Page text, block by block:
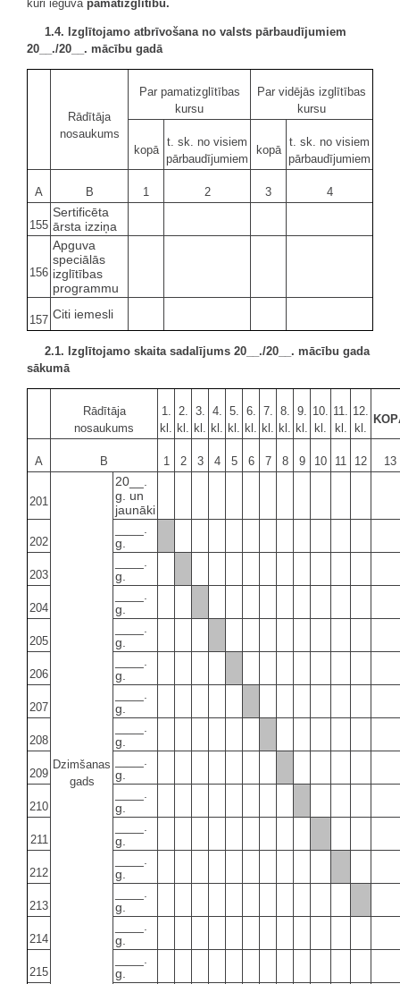
kuri ieguva pamatizglītību.
1.4. Izglītojamo atbrīvošana no valsts pārbaudījumiem
20__./20__. mācību gadā
Rādītāja
nosaukums
Par pamatizglītības
kursu
Par vidējās izglītības
kursu
kopā
t. sk. no visiem
pārbaudījumiem
kopā
t. sk. no visiem
pārbaudījumiem
A B 1 2 3 4
155
Sertificēta
ārsta izziņa
156
Apguva
speciālās
izglītības
programmu
157 Citi iemesli
2.1. Izglītojamo skaita sadalījums 20__./20__. mācību gada
sākumā
Rādītāja
nosaukums
1.
kl.
2.
kl.
3.
kl.
4.
kl.
5.
kl.
6.
kl.
7.
kl.
8.
kl.
9.
kl.
10.
kl.
11.
kl.
12.
kl.
A B 1 2 3 4 5 6 7 8 9 10 11 12 13
201
Dzimšanas
gads
20__.
g. un
jaunāki
202
____.
g.
203
____.
g.
204
____.
g.
205
____.
g.
206
____.
g.
207
____.
g.
208
____.
g.
209
____.
g.
210
____.
g.
211
____.
g.
212
____.
g.
213
____.
g.
214
____.
g.
215
____.
g.